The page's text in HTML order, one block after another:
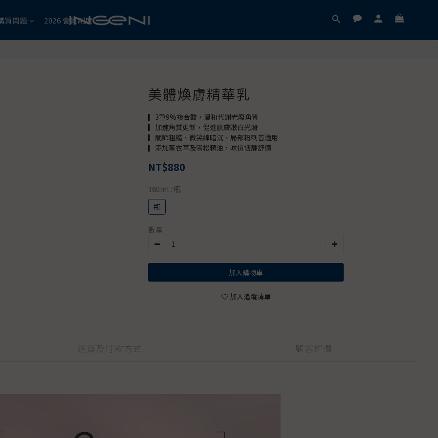
買問題 2026 會員制度
美體煥膚精華乳
▎3重9%複合酸，溫和代謝老廢角質
▎加速角質更新，促進肌膚嫩白光滑
▎關節粗糙、微笑線暗沉、局部粉刺皆適用
▎添加薰衣草及雪松精油，味道恬靜舒適
NT$880
180ml : 瓶
瓶
數量
加入購物車
加入追蹤清單
送貨及付款方式 顧客評價